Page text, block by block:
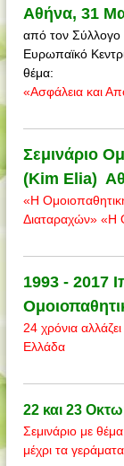
Αθήνα, 31
από τον Σύλλογο
Ευρωπαϊκό
θέμα:
«Ασφάλεια και
Σεμινάριο
(Kim Elia)
«Η
Διαταραχών» «Η
1993 - 2017
24 χρόνια
Ελλάδα
22 και 23
Σεμινάριο με
μέχρι τα